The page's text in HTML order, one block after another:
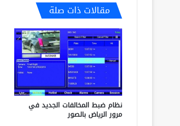
مقالات ذات صلة
نظام ضبط المخالفات الجديد في
مرور الرياض بالصور